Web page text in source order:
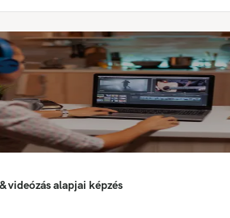
videózás alapjai képzés